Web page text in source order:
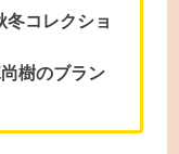
コレクショ
樹のブラン